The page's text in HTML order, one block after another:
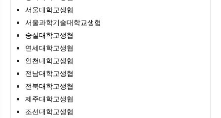
서울대학교생협
서울과학기술대학교생협
숭실대학교생협
연세대학교생협
인천대학교생협
전남대학교생협
전북대학교생협
제주대학교생협
조선대학교생협